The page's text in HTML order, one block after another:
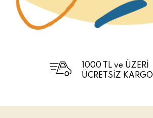
1000 TL ve ÜZERİ
ÜCRETSİZ KARGO